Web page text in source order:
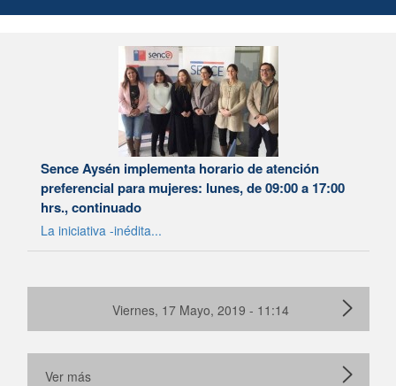
Sence Aysén implementa horario de atención
preferencial para mujeres: lunes, de 09:00 a 17:00
hrs., continuado
La iniciativa -inédita...
Viernes, 17 Mayo, 2019 - 11:14
Ver más